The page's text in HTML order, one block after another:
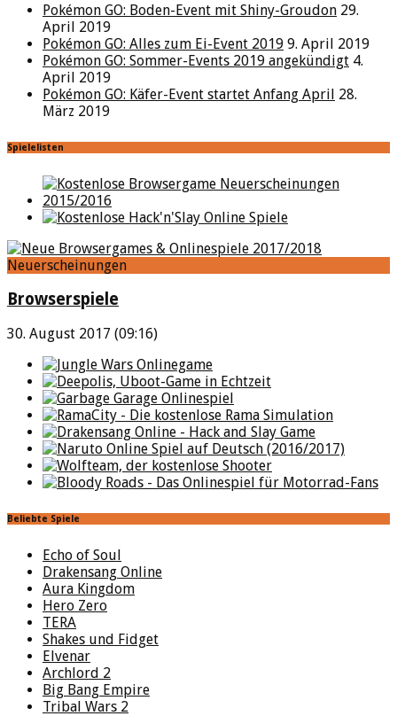
Pokémon GO: Boden-Event mit Shiny-Groudon 29.
April 2019
Pokémon GO: Alles zum Ei-Event 2019 9. April 2019
Pokémon GO: Sommer-Events 2019 angekündigt 4.
April 2019
Pokémon GO: Käfer-Event startet Anfang April 28.
März 2019
Spielelisten
Neuerscheinungen
Browserspiele
30. August 2017 (09:16)
Beliebte Spiele
Echo of Soul
Drakensang Online
Aura Kingdom
Hero Zero
TERA
Shakes und Fidget
Elvenar
Archlord 2
Big Bang Empire
Tribal Wars 2